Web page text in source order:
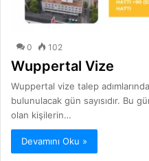
0 102
Wuppertal Vize
Wuppertal vize talep
bulunulacak gün sayısıdır. Bu
olan kişilerin…
Devamını Oku »